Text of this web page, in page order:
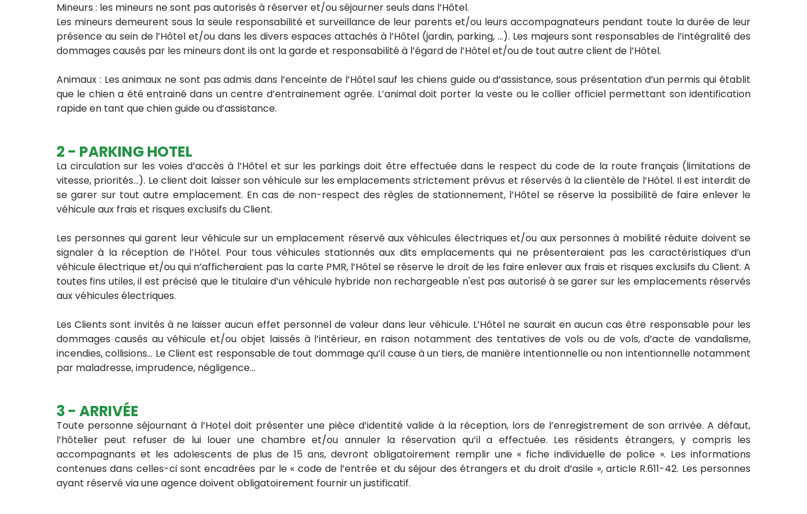
Mineurs : les mineurs ne sont pas autorisés à réserver et/ou séjourner seuls dans l’Hôtel.
Les mineurs demeurent sous la seule responsabilité et surveillance de leur parents et/ou leurs accompagnateurs pendant toute la durée de leur
présence au sein de l’Hôtel et/ou dans les divers espaces attachés à l’Hôtel (jardin, parking, …). Les majeurs sont responsables de l’intégralité des
dommages causés par les mineurs dont ils ont la garde et responsabilité à l’égard de l’Hôtel et/ou de tout autre client de l’Hôtel.
Animaux : Les animaux ne sont pas admis dans l’enceinte de l’Hôtel sauf les chiens guide ou d’assistance, sous présentation d’un permis qui établit
que le chien a été entrainé dans un centre d’entrainement agrée. L’animal doit porter la veste ou le collier officiel permettant son identification
rapide en tant que chien guide ou d’assistance.
2 - PARKING HOTEL
La circulation sur les voies d’accès à l’Hôtel et sur les parkings doit être effectuée dans le respect du code de la route français (limitations de
vitesse, priorités…). Le client doit laisser son véhicule sur les emplacements strictement prévus et réservés à la clientèle de l’Hôtel. Il est interdit de
se garer sur tout autre emplacement. En cas de non-respect des règles de stationnement, l’Hôtel se réserve la possibilité de faire enlever le
véhicule aux frais et risques exclusifs du Client.
Les personnes qui garent leur véhicule sur un emplacement réservé aux véhicules électriques et/ou aux personnes à mobilité réduite doivent se
signaler à la réception de l’Hôtel. Pour tous véhicules stationnés aux dits emplacements qui ne présenteraient pas les caractéristiques d’un
véhicule électrique et/ou qui n’afficheraient pas la carte PMR, l’Hôtel se réserve le droit de les faire enlever aux frais et risques exclusifs du Client. A
toutes fins utiles, il est précisé que le titulaire d’un véhicule hybride non rechargeable n'est pas autorisé à se garer sur les emplacements réservés
aux véhicules électriques.
Les Clients sont invités à ne laisser aucun effet personnel de valeur dans leur véhicule. L’Hôtel ne saurait en aucun cas être responsable pour les
dommages causés au véhicule et/ou objet laissés à l’intérieur, en raison notamment des tentatives de vols ou de vols, d’acte de vandalisme,
incendies, collisions… Le Client est responsable de tout dommage qu’il cause à un tiers, de manière intentionnelle ou non intentionnelle notamment
par maladresse, imprudence, négligence…
3 - ARRIVÉE
Toute personne séjournant à l’Hotel doit présenter une pièce d’identité valide à la réception, lors de l’enregistrement de son arrivée. A défaut,
l’hôtelier peut refuser de lui louer une chambre et/ou annuler la réservation qu’il a effectuée. Les résidents étrangers, y compris les
accompagnants et les adolescents de plus de 15 ans, devront obligatoirement remplir une « fiche individuelle de police ». Les informations
contenues dans celles-ci sont encadrées par le « code de l’entrée et du séjour des étrangers et du droit d’asile », article R.611-42. Les personnes
ayant réservé via une agence doivent obligatoirement fournir un justificatif.